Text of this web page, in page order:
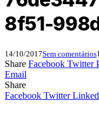
8f51-
14/10/2017Sem comentários
Share Facebook Twitter
Email
Share
Facebook Twitter